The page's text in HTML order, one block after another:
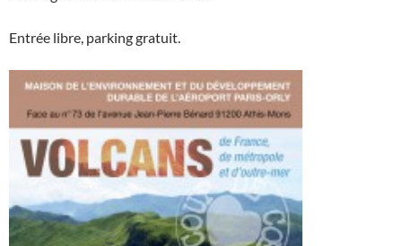
Entrée libre, parking gratuit.